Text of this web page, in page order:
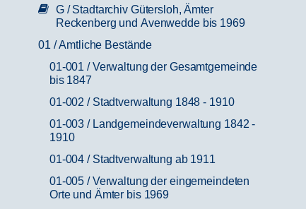
G / Stadtarchiv Gütersloh, Ämter
Reckenberg und Avenwedde bis 1969
01 / Amtliche Bestände
01-001 / Verwaltung der Gesamtgemeinde
bis 1847
01-002 / Stadtverwaltung 1848 - 1910
01-003 / Landgemeindeverwaltung 1842 -
1910
01-004 / Stadtverwaltung ab 1911
01-005 / Verwaltung der eingemeindeten
Orte und Ämter bis 1969